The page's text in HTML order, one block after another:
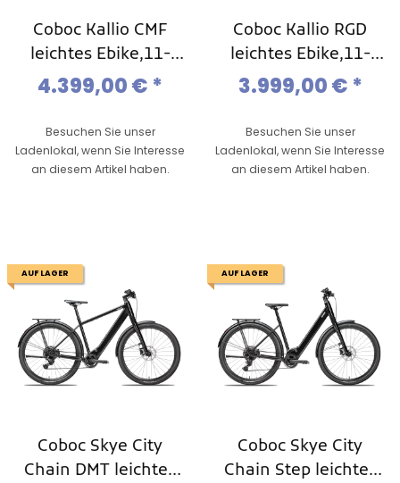
Coboc Kallio CMF
leichtes Ebike,11-
Gang Kette
4.399,00 € *
Besuchen Sie unser
Ladenlokal, wenn Sie Interesse
an diesem Artikel haben.
Coboc Kallio RGD
leichtes Ebike,11-
Gang Kette
3.999,00 € *
Besuchen Sie unser
Ladenlokal, wenn Sie Interesse
an diesem Artikel haben.
AUF LAGER
Coboc Skye City
Chain DMT leichtes
AUF LAGER
Coboc Skye City
Chain Step leichtes